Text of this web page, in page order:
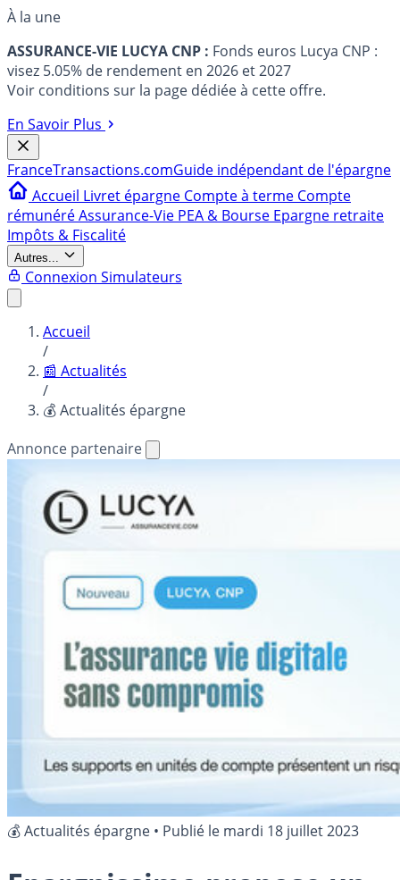
À la une
ASSURANCE-VIE LUCYA CNP : Fonds euros Lucya CNP :
visez 5.05% de rendement en 2026 et 2027
Voir conditions sur la page dédiée à cette offre.
En Savoir Plus
FranceTransactions.comGuide indépendant de l'épargne
Accueil Livret épargne Compte à terme Compte
rémunéréAssurance-Vie PEA & Bourse Epargne retraite
Impôts & Fiscalité
Autres...
Connexion Simulateurs
Accueil
/
📰 Actualités
/
💰 Actualités épargne
Annonce partenaire
💰 Actualités épargne • Publié le mardi 18 juillet 2023